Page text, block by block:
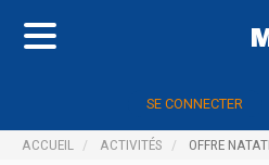
SE CONNECTER
ACCUEIL ACTIVITÉS OFFRE